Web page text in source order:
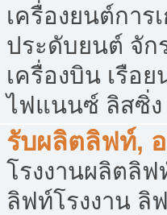
เครื่องยนต์การ
ประดับยนต์ จัก
เครื่องบิน เรือ
ไฟแนนซ์ ลิสซิ่ง
รับผลิตลิฟท์,
โรงงานผลิตลิ
ลิฟท์โรงงาน ลิ